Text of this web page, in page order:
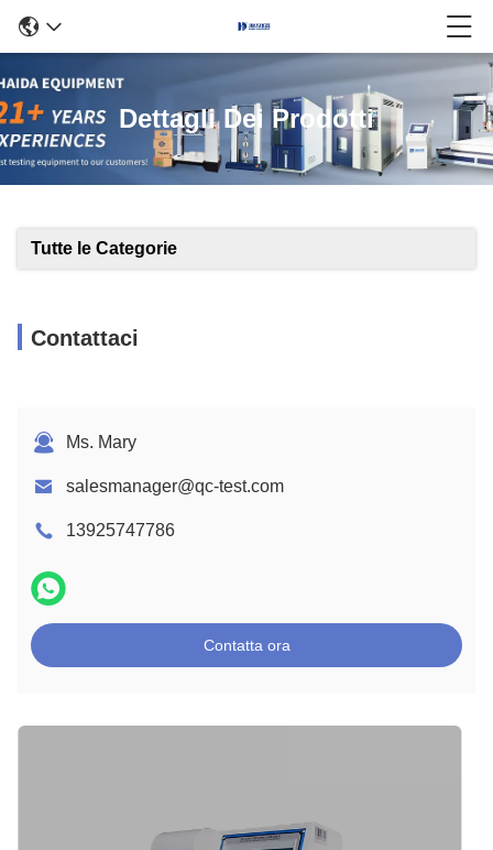
Dettagli Dei Prodotti
Tutte le Categorie
Contattaci
Ms. Mary
salesmanager@qc-test.com
13925747786
Contatta ora